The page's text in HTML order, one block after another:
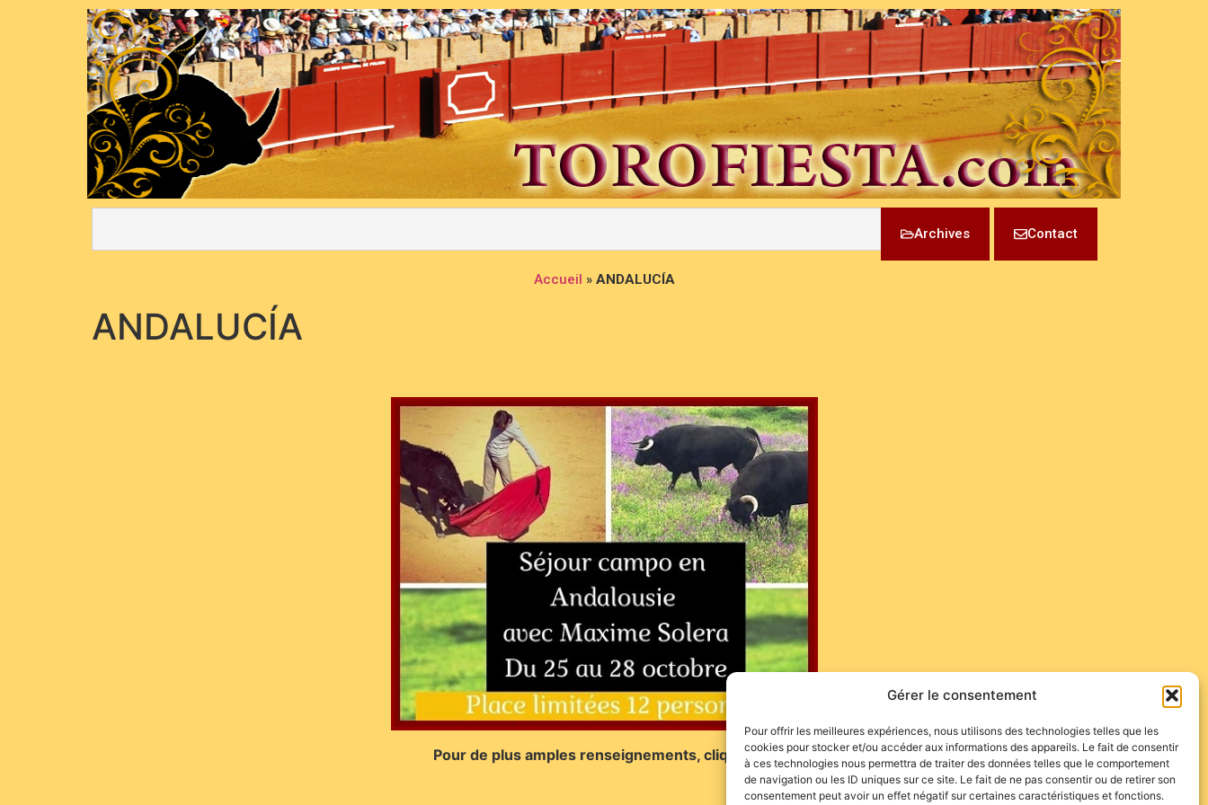
Gérer le consentement
Pour offrir les meilleures expériences, nous utilisons des technologies telles que les
cookies pour stocker et/ou accéder aux informations des appareils. Le fait de consentir
à ces technologies nous permettra de traiter des données telles que le comportement
de navigation ou les ID uniques sur ce site. Le fait de ne pas consentir ou de retirer son
consentement peut avoir un effet négatif sur certaines caractéristiques et fonctions.
Archives Contact
Accueil » ANDALUCÍA
ANDALUCÍA
Pour de plus amples renseignements, cliquezICI